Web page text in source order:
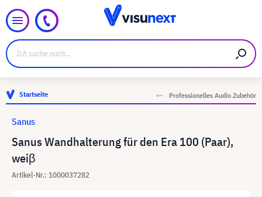
Startseite Professionelles Audio Zubehör
Sanus Wandhalterung für den Era 100 (Paar),
weiβ
Artikel-Nr.: 1000037282
Sanus